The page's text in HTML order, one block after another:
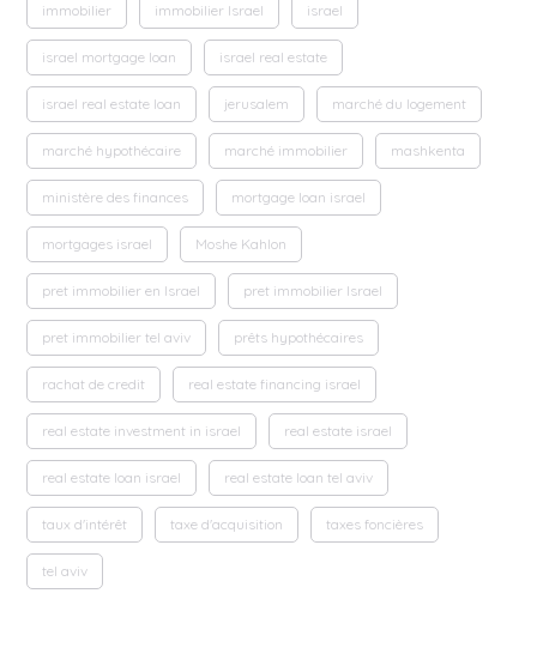
immobilier immobilier Israel israel
israel mortgage loan israel real estate
israel real estate loan jerusalem marché du logement
marché hypothécaire marché immobilier mashkenta
ministère des finances mortgage loan israel
mortgages israel Moshe Kahlon
pret immobilier en Israel pret immobilier Israel
pret immobilier tel aviv prêts hypothécaires
rachat de credit real estate financing israel
real estate investment in israel real estate israel
real estate loan israel real estate loan tel aviv
taux d'intérêt taxe d'acquisition taxes foncières
tel aviv